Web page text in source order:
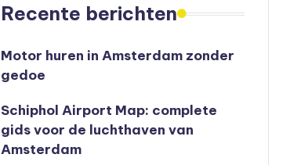
Recente berichten
Motor huren in Amsterdam zonder
gedoe
Schiphol Airport Map: complete
gids voor de luchthaven van
Amsterdam